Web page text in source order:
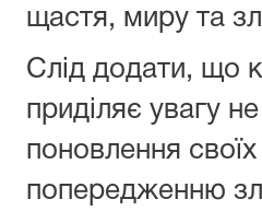
щастя, миру та
Слід додати, що
приділяє увагу
поновлення
попередженню